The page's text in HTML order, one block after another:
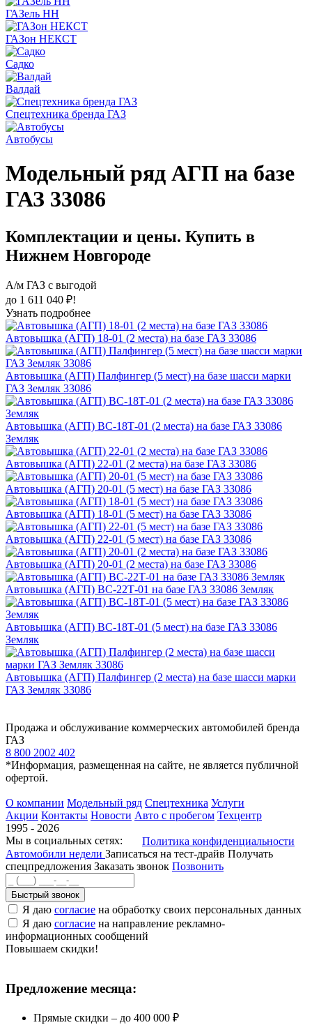
ГАЗель НН
ГАЗон НЕКСТ
Садко
Валдай
Спецтехника бренда ГАЗ
Автобусы
Модельный ряд АГП на базе
ГАЗ 33086
Комплектации и цены. Купить в
Нижнем Новгороде
А/м ГАЗ с выгодой
до 1 611 040 ₽!
Узнать подробнее
Автовышка (АГП) 18-01 (2 места) на базе ГАЗ 33086
Автовышка (АГП) Палфингер (5 мест) на базе шасси марки
ГАЗ Земляк 33086
Автовышка (АГП) ВС-18Т-01 (2 места) на базе ГАЗ 33086
Земляк
Автовышка (АГП) 22-01 (2 места) на базе ГАЗ 33086
Автовышка (АГП) 20-01 (5 мест) на базе ГАЗ 33086
Автовышка (АГП) 18-01 (5 мест) на базе ГАЗ 33086
Автовышка (АГП) 22-01 (5 мест) на базе ГАЗ 33086
Автовышка (АГП) 20-01 (2 места) на базе ГАЗ 33086
Автовышка (АГП) ВС-22Т-01 на базе ГАЗ 33086 Земляк
Автовышка (АГП) ВС-18Т-01 (5 мест) на базе ГАЗ 33086
Земляк
Автовышка (АГП) Палфингер (2 места) на базе шасси марки
ГАЗ Земляк 33086
Продажа и обслуживание коммерческих автомобилей бренда
ГАЗ
8 800 2002 402
*Информация, размещенная на сайте, не является публичной
офертой.
О компании Модельный ряд Спецтехника Услуги
Акции Контакты Новости Авто с пробегом Техцентр
1995 - 2026
Мы в социальных сетях:
Политика конфиденциальности
Автомобили недели Записаться на тест-драйв Получать
спецпредложения Заказать звонок Позвонить
Быстрый звонок
Я даю согласие на обработку своих персональных данных
Я даю согласие на направление рекламно-
информационных сообщений
Повышаем скидки!
Предложение месяца:
Прямые скидки – до 400 000 ₽